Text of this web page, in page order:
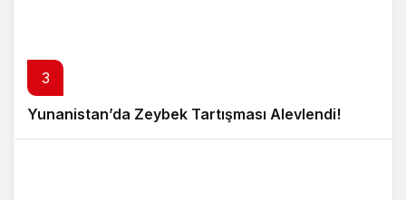
3
Yunanistan’da Zeybek Tartışması Alevlendi!